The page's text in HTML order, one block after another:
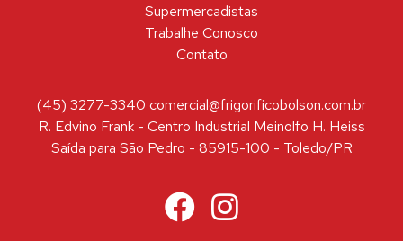
Supermercadistas
Trabalhe Conosco
Contato
(45) 3277-3340 comercial@frigorificobolson.com.br
R. Edvino Frank - Centro Industrial Meinolfo H. Heiss
Saída para São Pedro - 85915-100 - Toledo/PR